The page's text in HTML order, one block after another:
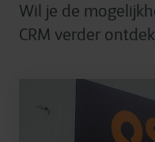
Wil je de
CRM verder